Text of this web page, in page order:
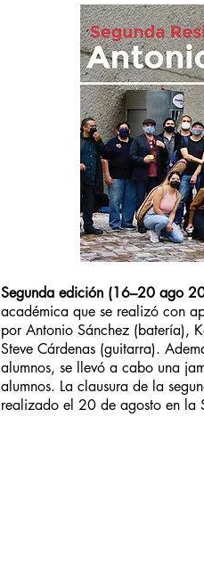
Segunda edición (16–20 ago
académica que se realizó con
por Antonio Sánchez (batería),
Steve Cárdenas (guitarra).
alumnos, se llevó a cabo una
alumnos. La clausura de la
realizado el 20 de agosto en la